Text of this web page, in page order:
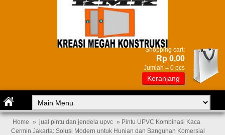
Shopping cart:
Rp 0,00
Jumlah = 0 pcs
Keranjang
Home » jual pintu dan jendela upvc » Pintu UPVC Kombinasi Kaca
Cermin Jakarta: Solusi Modern untuk Hunian dan Bangunan Komersial